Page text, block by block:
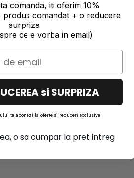
comanda, iti oferim 10%
produs comandat + o reducere
surpriza
ce e vorba in email)
si SURPRIZA
te abonezi la oferte si reduceri exclusive
o sa cumpar la pret intreg